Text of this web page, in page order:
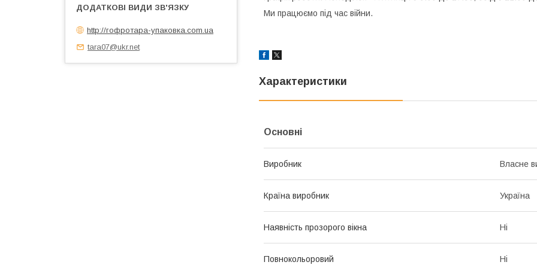
Ми працюємо під час війни.
Характеристики
Основні
Виробник Власне
Країна виробник Україна
Наявність прозорого вікна Ні
Повнокольоровий Ні
http://гофротара-упаковка.com.ua
tara07@ukr.net